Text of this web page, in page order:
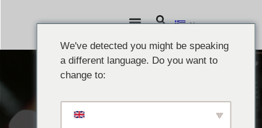
ΝΈΑ
We've detected you might be speaking
a different language. Do you want to
change to: